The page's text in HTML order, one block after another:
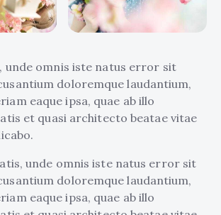
unde omnis iste natus error sit
doloremque laudantium,
eaque ipsa, quae ab illo
et quasi architecto beatae vitae
unde omnis iste natus error sit
doloremque laudantium,
eaque ipsa, quae ab illo